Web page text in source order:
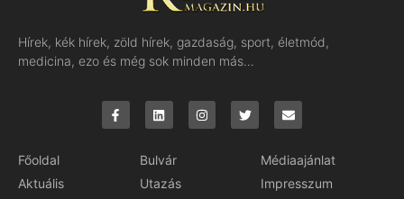
Hírek, kék hírek, zöld hírek, gazdaság, sport, életmód,
medicina, ezo és még sok minden más…
Főoldal
Aktuális
Bulvár
Utazás
Médiaajánlat
Impresszum